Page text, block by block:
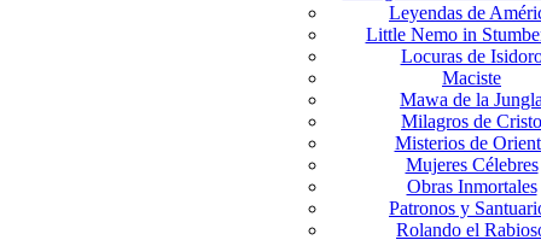
Leyendas de
Little Nemo in
Locuras de
Maciste
Mawa de la
Milagros de Cristo
Misterios de
Mujeres Célebres
Obras Inmortales
Patronos y
Rolando el